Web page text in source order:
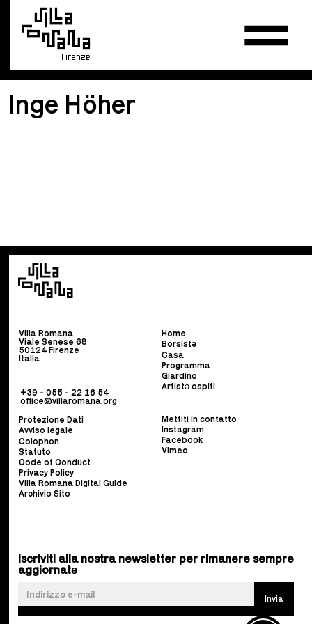
Firenze
Inge Höher
Villa Romana
Viale Senese 68
50124 Firenze
Italia
+39 - 055 - 22 16 54
office@villaromana.org
Home
Borsistə
Casa
Programma
Giardino
Artistə ospiti
Protezione Dati
Avviso legale
Colophon
Statuto
Code of Conduct
Privacy Policy
Villa Romana Digital Guide
Archivio Sito
Mettiti in contatto
Instagram
Facebook
Vimeo
Iscriviti alla nostra newsletter per rimanere sempre
aggiornatə